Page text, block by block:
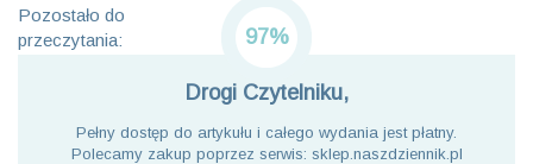
Pozostało do
przeczytania:
97%
Drogi Czytelniku,
Pełny dostęp do artykułu i całego wydania jest płatny.
Polecamy zakup poprzez serwis: sklep.naszdziennik.pl